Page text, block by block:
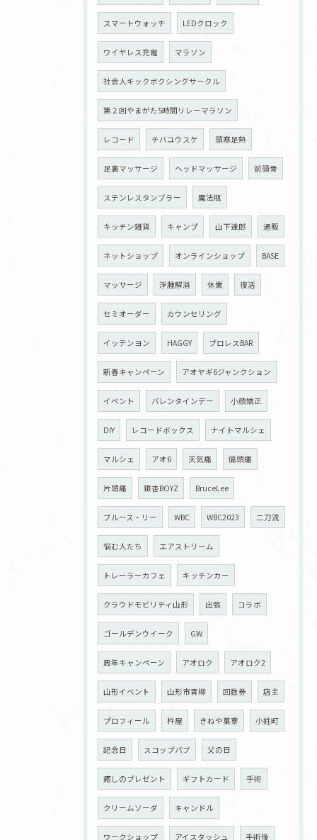
スマートウォッチ LEDクロック
ワイヤレス充電 マラソン
社会人キックボクシングサークル
第２回やまがた5時間リレーマラソン
レコード チバユウスケ 頭寒足熱
足裏マッサージ ヘッドマッサージ 前頭骨
ステンレスタンブラー 魔法瓶
キッチン雑貨 キャンプ 山下達郎 通販
ネットショップ オンラインショップ BASE
マッサージ 浮腫解消 休業 復活
セミオーダー カウンセリング
イッテンヨン HAGGY プロレスBAR
新春キャンペーン アオヤギ6ジャンクション
イベント バレンタインデー 小顔矯正
DIY レコードボックス ナイトマルシェ
マルシェ アオ6 天気痛 偏頭痛
片頭痛 銀杏BOYZ BruceLee
ブルース・リー WBC WBC2023 二刀流
悩む人たち エアストリーム
トレーラーカフェ キッチンカー
クラウドモビリティ山形 出張 コラボ
ゴールデンウイーク GW
周年キャンペーン アオロク アオロク2
山形イベント 山形市青柳 回数券 店主
プロフィール 杵屋 きねや菓寮 小姓町
記念日 スコップパブ 父の日
癒しのプレゼント ギフトカード 手術
クリームソーダ キャンドル
ワークショップ アイスタッシュ 手術後